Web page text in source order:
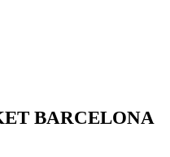
BARCELONA